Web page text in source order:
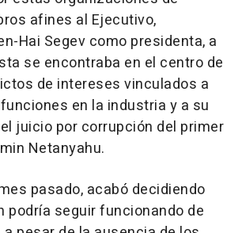
afines al Ejecutivo,
Hai Segev como presidenta, a
se encontraba en el centro de
de intereses vinculados a
en la industria y a su
juicio por corrupción del primer
Netanyahu.
pasado, acabó decidiendo
podría seguir funcionando de